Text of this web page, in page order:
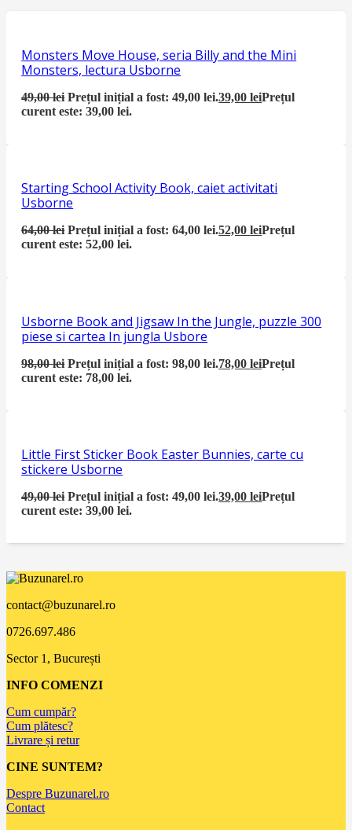
Monsters Move House, seria Billy and the Mini
Monsters, lectura Usborne
49,00lei Prețul inițial a fost: 49,00 lei.39,00leiPrețul
curent este: 39,00 lei.
Starting School Activity Book, caiet activitati
Usborne
64,00lei Prețul inițial a fost: 64,00 lei.52,00leiPrețul
curent este: 52,00 lei.
Usborne Book and Jigsaw In the Jungle, puzzle 300
piese si cartea In jungla Usbore
98,00lei Prețul inițial a fost: 98,00 lei.78,00leiPrețul
curent este: 78,00 lei.
Little First Sticker Book Easter Bunnies, carte cu
stickere Usborne
49,00lei Prețul inițial a fost: 49,00 lei.39,00leiPrețul
curent este: 39,00 lei.
contact@buzunarel.ro
0726.697.486
Sector 1, București
INFO COMENZI
Cum cumpăr?
Cum plătesc?
Livrare și retur
CINE SUNTEM?
Despre Buzunarel.ro
Contact